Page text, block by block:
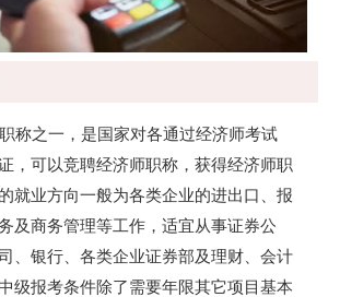
称之一，是国家对各通过经济师考试
，可以竞聘经济师职称，获得经济师职
就业方向一般为各类企业的进出口、报
及商务管理等工作，适宜从事证券公
、银行、各类企业证券部及理财、会计
级报考条件除了需要年限其它项目基本